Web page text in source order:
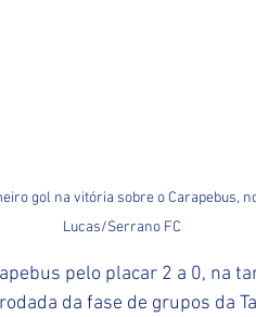
gol na vitória sobre o Carapebus,
Lucas/Serrano FC
pelo placar 2 a 0, na
da fase de grupos da